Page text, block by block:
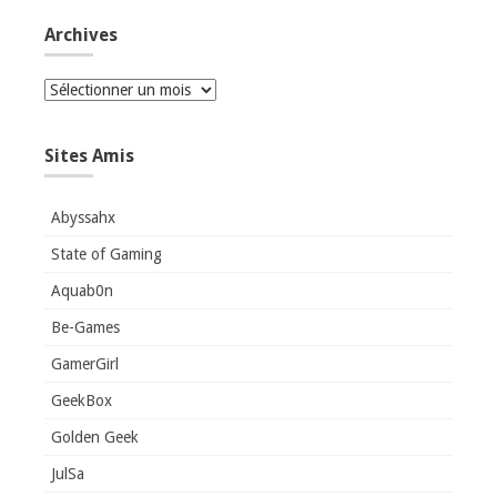
Archives
Archives
Sites Amis
Abyssahx
State of Gaming
Aquab0n
Be-Games
GamerGirl
GeekBox
Golden Geek
JulSa